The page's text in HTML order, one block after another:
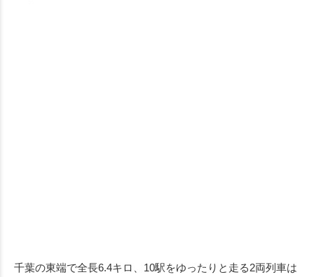
千葉の東端で全長6.4キロ、10駅をゆったりと走る2両列車は